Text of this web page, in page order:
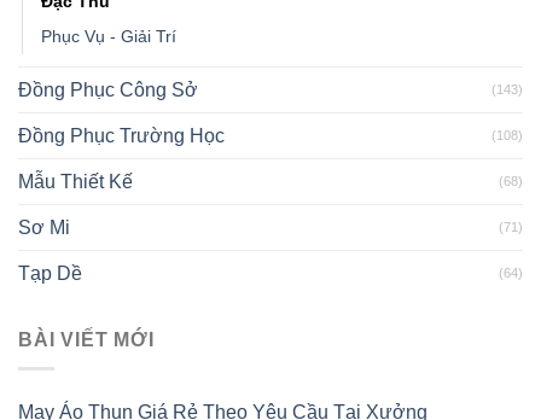
Phục Vụ - Giải Trí
Đồng Phục Công Sở (143)
Đồng Phục Trường Học (108)
Mẫu Thiết Kế (68)
Sơ Mi (71)
Tạp Dề (64)
BÀI VIẾT MỚI
May Áo Thun Giá Rẻ Theo Yêu Cầu Tại Xưởng